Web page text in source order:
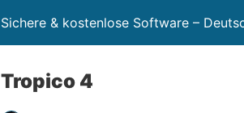
Sichere & kostenlose Software –
Tropico 4